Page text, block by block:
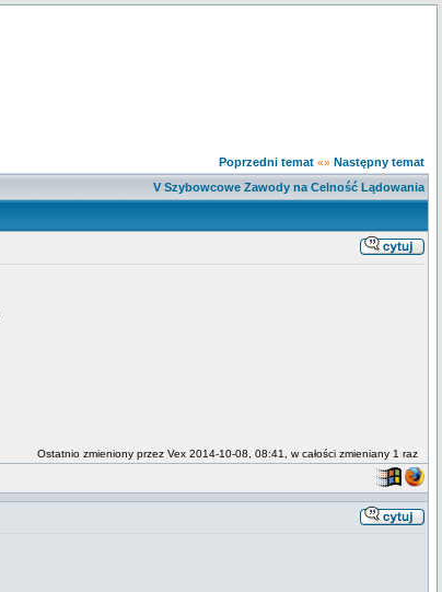
Poprzedni temat «» Następny temat
V Szybowcowe Zawody na Celność Lądowania
Ostatnio zmieniony przez Vex 2014-10-08, 08:41, w całości zmieniany 1 raz